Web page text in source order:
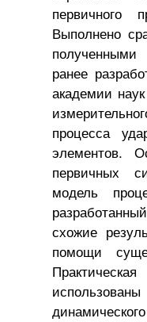
первичного
Выполнено
ранее
академии
процесса
элементов.
первичных
модель
схожие
помощи